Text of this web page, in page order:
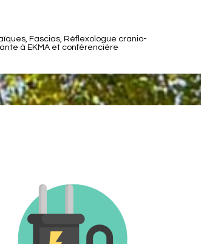
Fascias, Réflexologue cranio-
à EKMA et conférencière